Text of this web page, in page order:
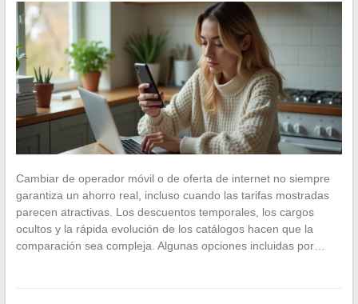
Cambiar de operador móvil o de oferta de internet no siempre
garantiza un ahorro real, incluso cuando las tarifas mostradas
parecen atractivas. Los descuentos temporales, los cargos
ocultos y la rápida evolución de los catálogos hacen que la
comparación sea compleja. Algunas opciones incluidas por…